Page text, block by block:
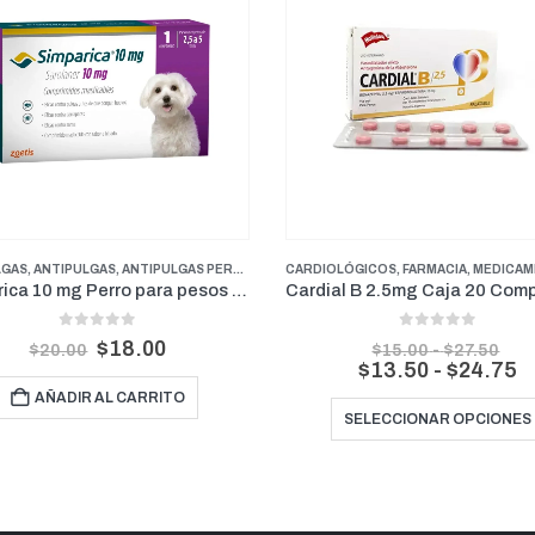
, ANTIPULGAS, ANTIPULGAS PERROS PESOS PEQUEÑOS ,FARMACIA ,PERROS
Simparica 10 mg Perro para pesos de 2.5 kg a 5 kg (1 mes)
out of 5
$20.00 $18.00
AÑADIR AL CARRITO
CARDIOLÓGICOS, FARMACIA, MEDICAMENTOS
$15.00-$27.50
de
$13.50 - $24.75
SELECCIONAR OPCIONES